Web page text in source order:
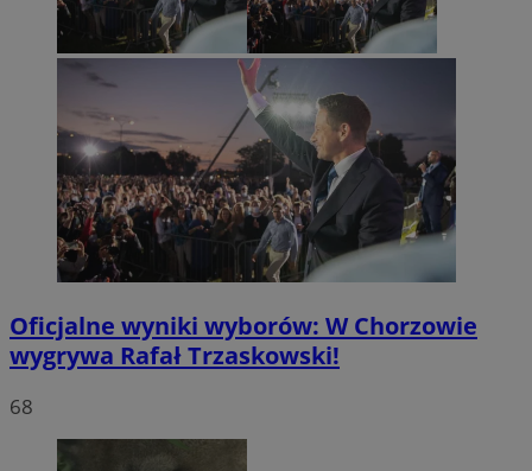
Oficjalne wyniki wyborów: W Chorzowie
wygrywa Rafał Trzaskowski!
68